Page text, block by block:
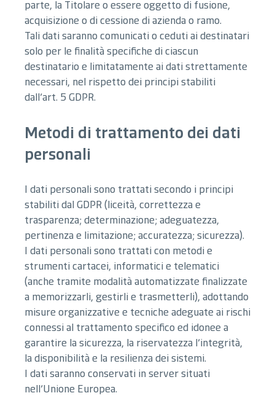
parte, la Titolare o essere oggetto di fusione,
acquisizione o di cessione di azienda o ramo.
Tali dati saranno comunicati o ceduti ai destinatari
solo per le finalità specifiche di ciascun
destinatario e limitatamente ai dati strettamente
necessari, nel rispetto dei principi stabiliti
dall’art. 5 GDPR.
Metodi di trattamento dei dati
personali
I dati personali sono trattati secondo i principi
stabiliti dal GDPR (liceità, correttezza e
trasparenza; determinazione; adeguatezza,
pertinenza e limitazione; accuratezza; sicurezza).
I dati personali sono trattati con metodi e
strumenti cartacei, informatici e telematici
(anche tramite modalità automatizzate finalizzate
a memorizzarli, gestirli e trasmetterli), adottando
misure organizzative e tecniche adeguate ai rischi
connessi al trattamento specifico ed idonee a
garantire la sicurezza, la riservatezza l’integrità,
la disponibilità e la resilienza dei sistemi.
I dati saranno conservati in server situati
nell’Unione Europea.